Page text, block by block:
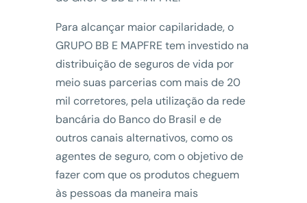
Para alcançar maior capilaridade, o
GRUPO BB E MAPFRE tem investido na
distribuição de seguros de vida por
meio suas parcerias com mais de 20
mil corretores, pela utilização da rede
bancária do Banco do Brasil e de
outros canais alternativos, como os
agentes de seguro, com o objetivo de
fazer com que os produtos cheguem
às pessoas da maneira mais